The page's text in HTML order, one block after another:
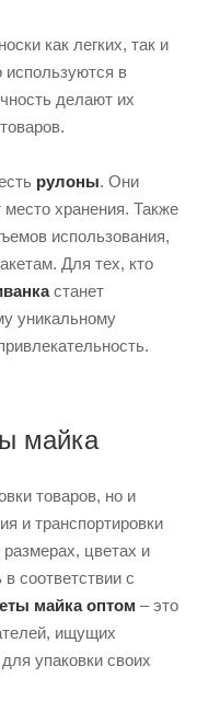
как легких, так и
в
делают их
рулоны. Они
хранения. Также
использования,
Для тех, кто
станет
уникальному
майка
товаров, но и
и транспортировки
цветах и
соответствии с
майка оптом – это
ищущих
упаковки своих